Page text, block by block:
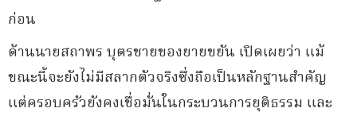
ก่อน
ด้านนายสถาพร บุตรชายของยายขยัน เปิดเผยว่า แม้
ขณะนี้จะยังไม่มีสลากตัวจริงซึ่งถือเป็นหลักฐานสำคัญ
แต่ครอบครัวยังคงเชื่อมั่นในกระบวนการยุติธรรม และ